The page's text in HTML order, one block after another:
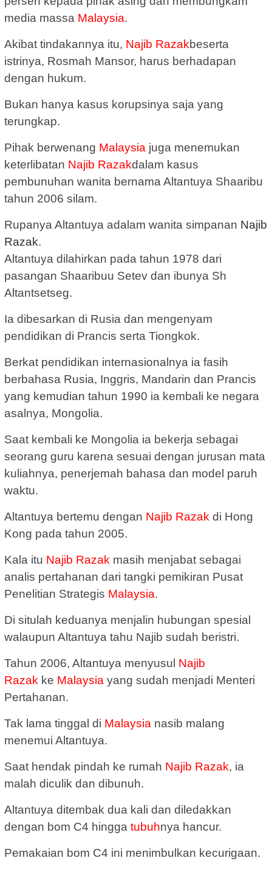
media massa Malaysia.
Akibat tindakannya itu, Najib Razakbeserta
istrinya, Rosmah Mansor, harus berhadapan
dengan hukum.
Bukan hanya kasus korupsinya saja yang
terungkap.
Pihak berwenang Malaysia juga menemukan
keterlibatan Najib Razakdalam kasus
pembunuhan wanita bernama Altantuya Shaaribu
tahun 2006 silam.
Rupanya Altantuya adalam wanita simpanan Najib
Razak.
Altantuya dilahirkan pada tahun 1978 dari
pasangan Shaaribuu Setev dan ibunya Sh
Altantsetseg.
Ia dibesarkan di Rusia dan mengenyam
pendidikan di Prancis serta Tiongkok.
Berkat pendidikan internasionalnya ia fasih
berbahasa Rusia, Inggris, Mandarin dan Prancis
yang kemudian tahun 1990 ia kembali ke negara
asalnya, Mongolia.
Saat kembali ke Mongolia ia bekerja sebagai
seorang guru karena sesuai dengan jurusan mata
kuliahnya, penerjemah bahasa dan model paruh
waktu.
Altantuya bertemu dengan Najib Razak di Hong
Kong pada tahun 2005.
Kala itu Najib Razak masih menjabat sebagai
analis pertahanan dari tangki pemikiran Pusat
Penelitian Strategis Malaysia.
Di situlah keduanya menjalin hubungan spesial
walaupun Altantuya tahu Najib sudah beristri.
Tahun 2006, Altantuya menyusul Najib
Razak ke Malaysia yang sudah menjadi Menteri
Pertahanan.
Tak lama tinggal di Malaysia nasib malang
menemui Altantuya.
Saat hendak pindah ke rumah Najib Razak, ia
malah diculik dan dibunuh.
Altantuya ditembak dua kali dan diledakkan
dengan bom C4 hingga tubuhnya hancur.
Pemakaian bom C4 ini menimbulkan kecurigaan.